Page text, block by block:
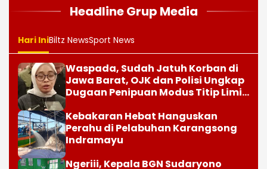
Headline Grup Media
Hari IniBiltz NewsSport News
Waspada, Sudah Jatuh Korban di
Jawa Barat, OJK dan Polisi Ungkap
Dugaan Penipuan Modus Titip Limit
Kebakaran Hebat Hanguskan
Perahu di Pelabuhan Karangsong
Indramayu
Ngeriii, Kepala BGN Sudaryono